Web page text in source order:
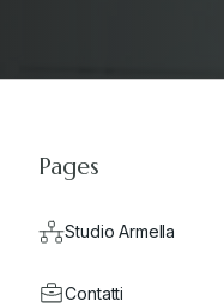
Stampa
Pages
Studio Armella
Contatti